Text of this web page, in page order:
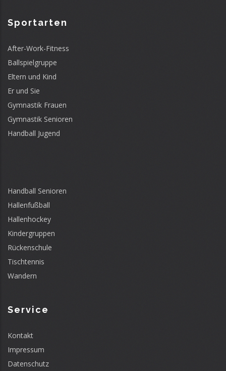
Sportarten
After-Work-Fitness
Ballspielgruppe
Eltern und Kind
Er und Sie
Gymnastik Frauen
Gymnastik Senioren
Handball Jugend
Handball Senioren
Hallenfußball
Hallenhockey
Kindergruppen
Rückenschule
Tischtennis
Wandern
Service
Kontakt
Impressum
Datenschutz